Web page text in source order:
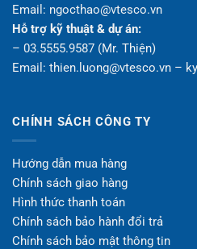
Email: ngocthao@vtesco.vn
Hỗ trợ kỹ thuật & dự án:
– 03.5555.9587 (Mr. Thiện)
Email: thien.luong@vtesco.vn –
CHÍNH SÁCH CÔNG TY
Hướng dẫn mua hàng
Chính sách giao hàng
Hình thức thanh toán
Chính sách bảo hành đổi trả
Chính sách bảo mật thông tin